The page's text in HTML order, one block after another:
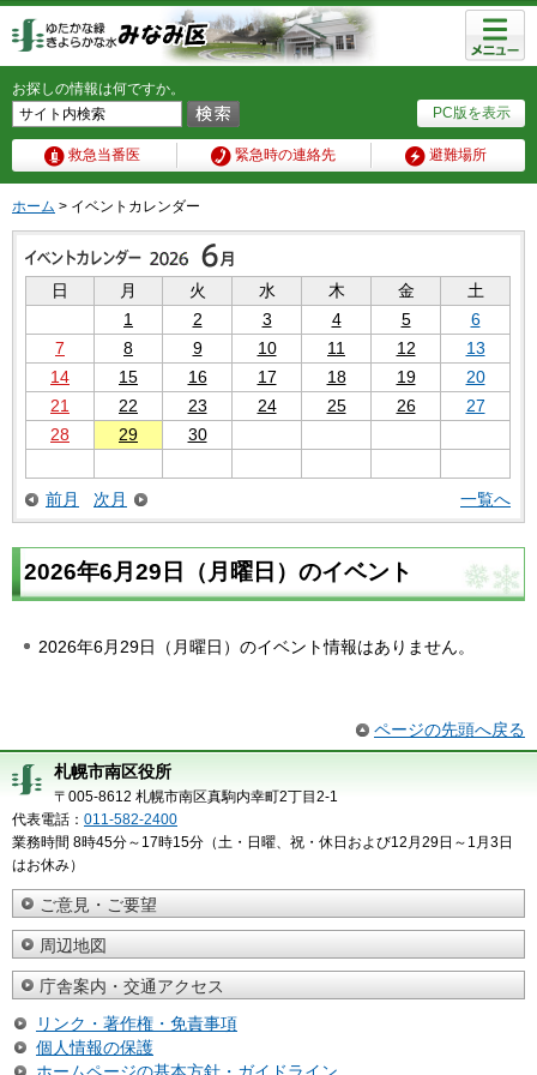
PC版を表示
お探しの情報は何ですか。
救急当番医 緊急時の連絡先 避難場所
メニュ
ー
ホーム > イベントカレンダー
日 月 火 水 木 金
土
1
2 3 4 5
6
7
8 9 10 11 12
13
14
15 16 17 18 19
20
21
22 23 24 25 26
27
28
29 30
前月 次月 一覧へ
2026年6月29日（月曜日）のイベント
2026年6月29日（月曜日）のイベント情報はありません。
ページの先頭へ戻る
札幌市南区役所
〒005-8612 札幌市南区真駒内幸町2丁目2-1
代表電話： 011-582-2400
業務時間 8時45分～17時15分（土・日曜、祝・休日および12月29日～1月3日
はお休み）
ご意見・ご要望
周辺地図
庁舎案内・交通アクセス
リンク・著作権・免責事項
個人情報の保護